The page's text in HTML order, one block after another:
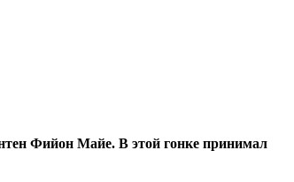
Фийон Майе. В этой гонке принимал